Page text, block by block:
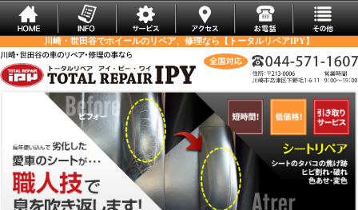
川崎・世田谷でホイールのリペア、修理なら【トータルリペアIPY】